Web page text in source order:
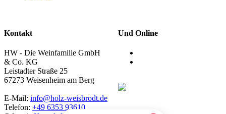
Kontakt
HW - Die Weinfamilie GmbH
& Co. KG
Leistadter Straße 25
67273 Weisenheim am Berg
E-Mail: info@holz-weisbrodt.de
Telefon: +49 6353 93610
Und Online